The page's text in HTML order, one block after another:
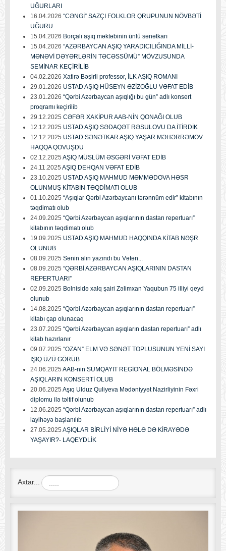
UĞURLARI
16.04.2026 “CƏNGİ” SAZÇI FOLKLOR QRUPUNUN NÖVBƏTİ
UĞURU
15.04.2026 Borçalı aşıq məktəbinin ünlü sənətkarı
15.04.2026 “AZƏRBAYCAN AŞIQ YARADICILIĞINDA MİLLİ-
MƏNƏVİ DƏYƏRLƏRİN TƏCƏSSÜMÜ” MÖVZUSUNDA
SEMİNAR KEÇİRİLİB
04.02.2026 Xatirə Bəşirli professor, İLK AŞIQ ROMANI
29.01.2026 USTAD AŞIQ HÜSEYN ƏZİZOĞLU VƏFAT EDİB
23.01.2026 “Qərbi Azərbaycan aşıqlığı bu gün” adlı konsert
proqramı keçirilib
29.12.2025 CƏFƏR XAKİPUR AAB-NİN QONAĞI OLUB
12.12.2025 USTAD AŞIQ SƏDAQƏT RƏSULOVU DA İTİRDİK
12.12.2025 USTAD SƏNƏTKAR AŞIQ YAŞAR MƏHƏRRƏMOV
HAQQA QOVUŞDU
02.12.2025 AŞIQ MÜSLÜM ƏSGƏRİ VƏFAT EDİB
24.11.2025 AŞIQ DEHQAN VƏFAT EDİB
23.10.2025 USTAD AŞIQ MAHMUD MƏMMƏDOVA HƏSR
OLUNMUŞ KİTABIN TƏQDİMATI OLUB
01.10.2025 “Aşıqlar Qərbi Azərbaycanı tərənnüm edir” kitabının
təqdimatı olub
24.09.2025 “Qərbi Azərbaycan aşıqlarının dastan repertuarı”
kitabının təqdimatı olub
19.09.2025 USTAD AŞIQ MAHMUD HAQQINDA KİTAB NƏŞR
OLUNUB
08.09.2025 Sənin alın yazındı bu Vətən...
08.09.2025 “QƏRBİ AZƏRBAYCAN AŞIQLARININ DASTAN
REPERTUARI”
02.09.2025 Bolnisidə xalq şairi Zəlimxan Yaqubun 75 illiyi qeyd
olunub
14.08.2025 “Qərbi Azərbaycan aşıqlarının dastan repertuarı”
kitabı çap olunacaq
23.07.2025 “Qərbi Azərbaycan aşıqların dastan repertuarı” adlı
kitab hazırlanır
09.07.2025 “OZAN” ELM VƏ SƏNƏT TOPLUSUNUN YENİ SAYI
İŞIQ ÜZÜ GÖRÜB
24.06.2025 AAB-nin SUMQAYIT REGİONAL BÖLMƏSİNDƏ
AŞIQLARIN KONSERTİ OLUB
20.06.2025 Aşıq Ulduz Quliyeva Mədəniyyət Nazirliyinin Fəxri
diplomu ilə təltif olunub
12.06.2025 “Qərbi Azərbaycan aşıqlarının dastan repertuarı” adlı
layihəyə başlanılıb
27.05.2025 AŞIQLAR BİRLİYİ NİYƏ HƏLƏ DƏ KİRAYƏDƏ
YAŞAYIR?- LAQEYDLİK
Axtar...